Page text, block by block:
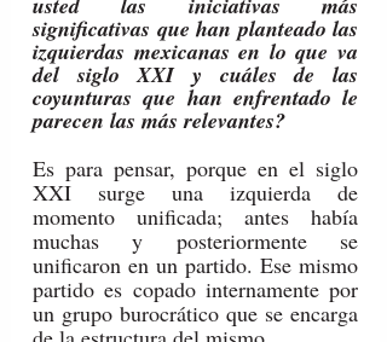
significativas que han planteado las
izquierdas mexicanas en lo que va
del siglo XXI y cuáles de las
coyunturas que han enfrentado le
parecen las más relevantes?
Es para pensar, porque en el siglo
XXI surge una izquierda de
momento unificada; antes había
muchas y posteriormente se
unificaron en un partido. Ese mismo
partido es copado internamente por
un grupo burocrático que se encarga